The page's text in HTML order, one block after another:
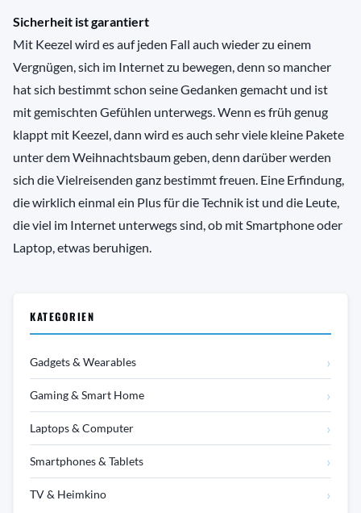
Sicherheit ist garantiert
Mit Keezel wird es auf jeden Fall auch wieder zu einem
Vergnügen, sich im Internet zu bewegen, denn so mancher
hat sich bestimmt schon seine Gedanken gemacht und ist
mit gemischten Gefühlen unterwegs. Wenn es früh genug
klappt mit Keezel, dann wird es auch sehr viele kleine Pakete
unter dem Weihnachtsbaum geben, denn darüber werden
sich die Vielreisenden ganz bestimmt freuen. Eine Erfindung,
die wirklich einmal ein Plus für die Technik ist und die Leute,
die viel im Internet unterwegs sind, ob mit Smartphone oder
Laptop, etwas beruhigen.
KATEGORIEN
Gadgets & Wearables ›
Gaming & Smart Home ›
Laptops & Computer ›
Smartphones & Tablets ›
TV & Heimkino ›